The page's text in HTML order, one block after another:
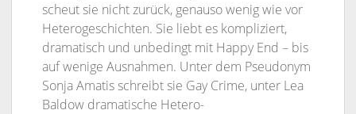
scheut sie nicht zurück, genauso wenig wie vor
Heterogeschichten. Sie liebt es kompliziert,
dramatisch und unbedingt mit Happy End – bis
auf wenige Ausnahmen. Unter dem Pseudonym
Sonja Amatis schreibt sie Gay Crime, unter Lea
Baldow dramatische Hetero-